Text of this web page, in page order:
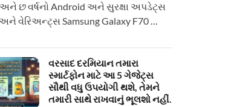
છ વર્ષનો Android અને સુરક્ષા અપડેટ્સ
વેરિઅન્ટ્સ Samsung Galaxy F70 …
વરસાદ દરમિયાન તમારા
સ્માર્ટફોન માટે આ 5 ગેજેટ્સ
સૌથી વધુ ઉપયોગી થશે, તેમને
તમારી સાથે રાખવાનું ભૂલશો નહીં.